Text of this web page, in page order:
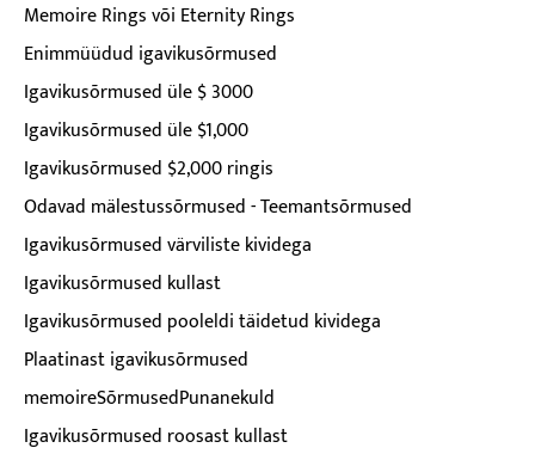
Memoire Rings või Eternity Rings
Enimmüüdud igavikusõrmused
Igavikusõrmused üle $ 3000
Igavikusõrmused üle $1,000
Igavikusõrmused $2,000 ringis
Odavad mälestussõrmused - Teemantsõrmused
Igavikusõrmused värviliste kividega
Igavikusõrmused kullast
Igavikusõrmused pooleldi täidetud kividega
Plaatinast igavikusõrmused
memoireSõrmusedPunanekuld
Igavikusõrmused roosast kullast